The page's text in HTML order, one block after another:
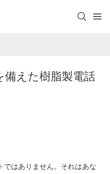
備えた樹脂製電話
ではありません。それはあな